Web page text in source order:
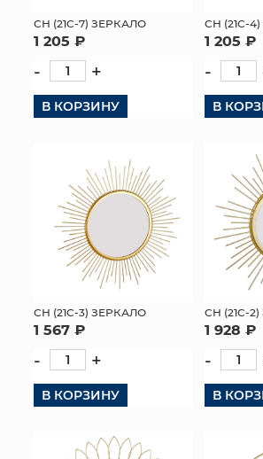
ТОРГОВЫЙ ЦЕНТР
ОПТОВЫМ КЛИЕНТАМ
ДОСТАВКА И ОПЛАТА
СН (21C-7) ЗЕРКАЛО
1 205 ₽
- +
В КОРЗИНУ
СН (21C-
1 205 ₽
-
В
СН (21C-3) ЗЕРКАЛО
1 567 ₽
- +
В КОРЗИНУ
СН (21C-
1 928 ₽
-
В